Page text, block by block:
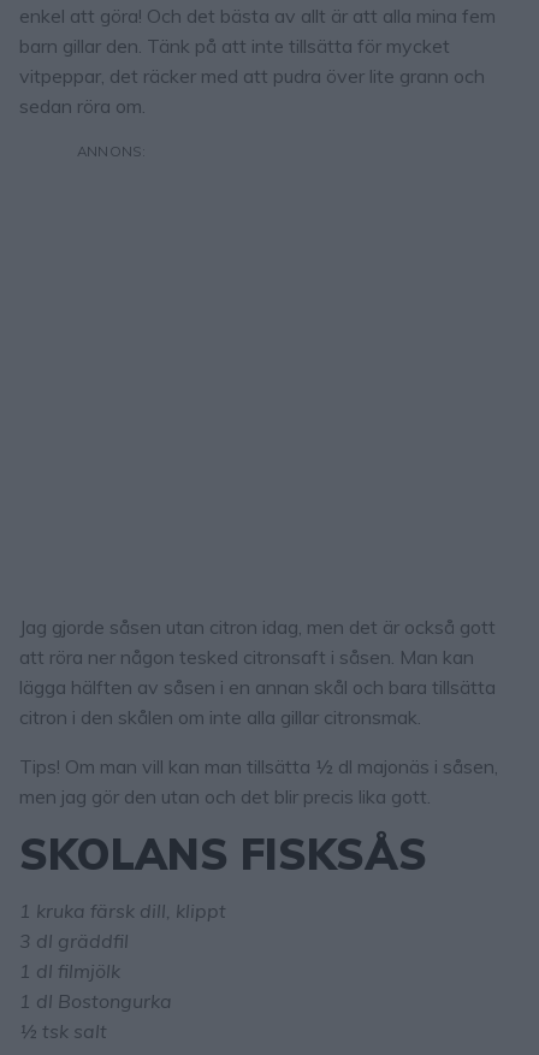
enkel att göra! Och det bästa av allt är att alla mina fem
barn gillar den. Tänk på att inte tillsätta för mycket
vitpeppar, det räcker med att pudra över lite grann och
sedan röra om.
Jag gjorde såsen utan citron idag, men det är också gott
att röra ner någon tesked citronsaft i såsen. Man kan
lägga hälften av såsen i en annan skål och bara tillsätta
citron i den skålen om inte alla gillar citronsmak.
Tips! Om man vill kan man tillsätta ½ dl majonäs i såsen,
men jag gör den utan och det blir precis lika gott.
SKOLANS FISKSÅS
1 kruka färsk dill, klippt
3 dl gräddfil
1 dl filmjölk
1 dl Bostongurka
½ tsk salt